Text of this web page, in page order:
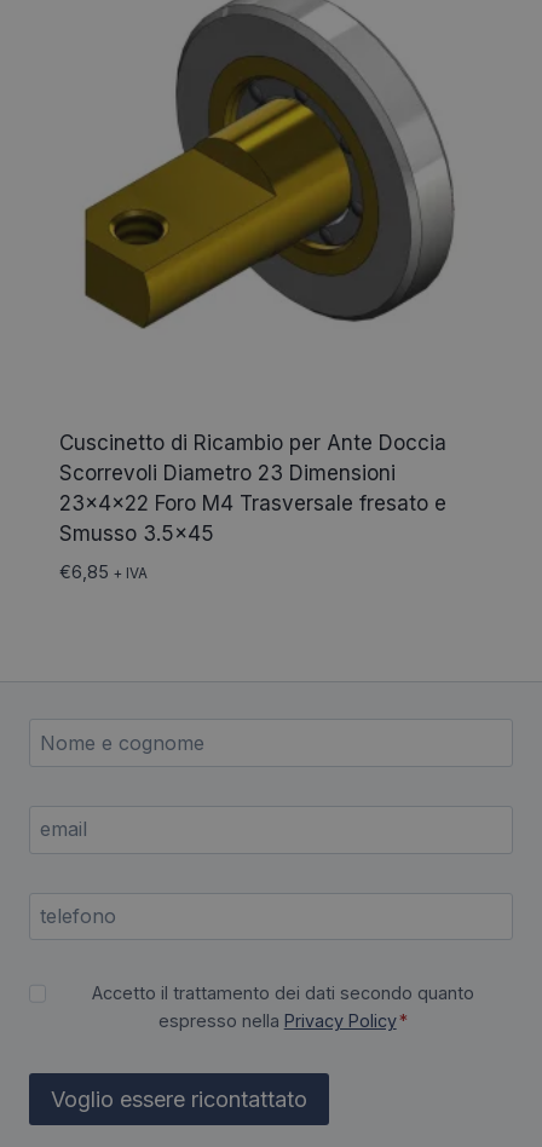
Cuscinetto di Ricambio per Ante Doccia
Scorrevoli Diametro 23 Dimensioni
23x4x22 Foro M4 Trasversale fresato e
Smusso 3.5×45
€6,85 + IVA
Accetto il trattamento dei dati secondo quanto
espresso nella Privacy Policy*
Voglio essere ricontattato